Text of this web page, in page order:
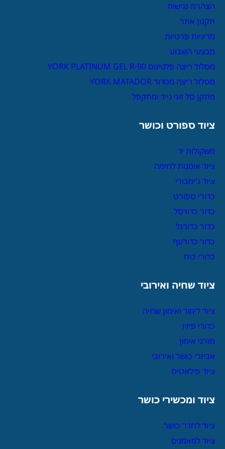
הצהרת נגישות
תקנון אתר
מדיניות פרטיות
מבצעי השבוע
מסלול ריצה פלטינום YORK PLATINUM GEL R-90
מסלול ריצה מטדור YORK MATADOR
מתקן סל זוגי נייד ומתקפל
ציוד ספורט וכושר
משקולות יד
ציוד אומנות לחימה
ציוד ג'ימבורי
כדורי ספורט
כדור כדורסל
כדור כדורגל
כדור כדורעף
כדורי כוח
ציוד שחיה ואירובי
ציוד לימוד ואימון שחיה
כדורי פיזיו
מזרני אימון
אביזרי כושר ואירובי
ציוד פילאטיס
ציוד ומכשירי כושר
ציוד לחדר כושר
ציוד למאמנים